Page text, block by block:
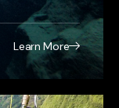
Learn More